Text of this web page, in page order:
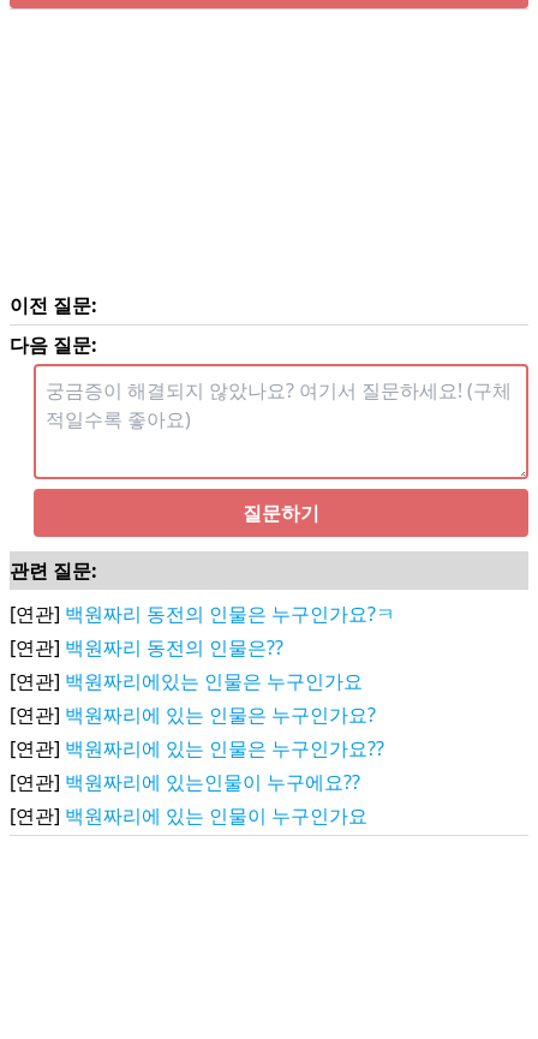
이전 질문:
다음 질문:
질문하기
관련 질문:
[연관] 백원짜리 동전의 인물은 누구인가요?ㅋ
[연관] 백원짜리 동전의 인물은??
[연관] 백원짜리에있는 인물은 누구인가요
[연관] 백원짜리에 있는 인물은 누구인가요?
[연관] 백원짜리에 있는 인물은 누구인가요??
[연관] 백원짜리에 있는인물이 누구에요??
[연관] 백원짜리에 있는 인물이 누구인가요